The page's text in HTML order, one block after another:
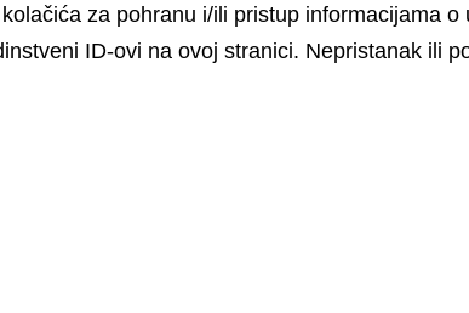
za pohranu i/ili pristup informacijama
ID-ovi na ovoj stranici. Nepristanak ili